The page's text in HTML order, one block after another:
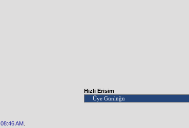
Hizli Erisim
08:46 AM.